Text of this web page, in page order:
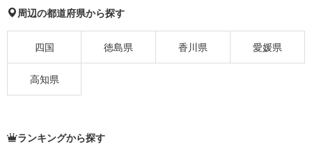
周辺の都道府県から探す
四国 徳島県 香川県 愛媛県
高知県
ランキングから探す